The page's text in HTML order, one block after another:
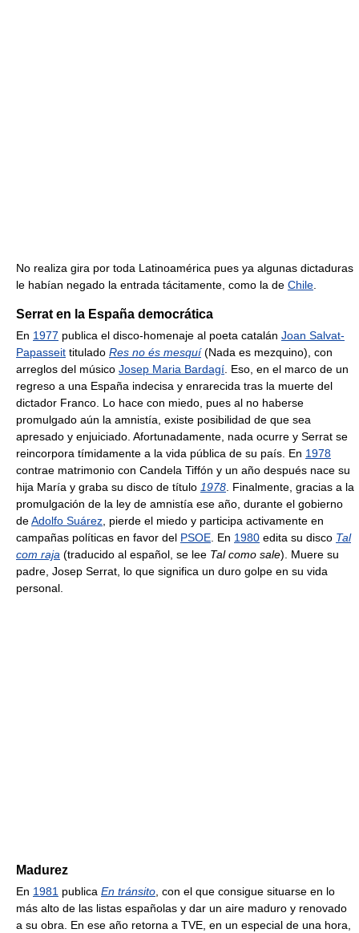
No realiza gira por toda Latinoamérica pues ya algunas dictaduras
le habían negado la entrada tácitamente, como la de Chile
Serrat en la España democrática
En 1977 publica el disco-homenaje al poeta catalán Joan Salvat-
Papasseit titulado Res no és mesquí(Nada es mezquino), con
arreglos del músico Josep Maria Bardagí . Eso, en el marco de un
regreso a una España indecisa y enrarecida tras la muerte del
dictador Franco. Lo hace con miedo, pues al no haberse
promulgado aún la amnistía, existe posibilidad de que sea
apresado y enjuiciado. Afortunadamente, nada ocurre y Serrat se
reincorpora tímidamente a la vida pública de su país. En 1978
contrae matrimonio con Candela Tiffón y un año después nace su
hija María y graba su disco de título 1978 . Finalmente, gracias a la
promulgación de la ley de amnistía ese año, durante el gobierno
deAdolfo Suárez , pierde el miedo y participa activamente en
campañas políticas en favor del PSOE . En 1980 edita su disco Tal
com raja (traducido al español, se lee Tal como sale). Muere su
padre, Josep Serrat, lo que significa un duro golpe en su vida
personal.
Madurez
En 1981 publica En tránsito , con el que consigue situarse en lo
más alto de las listas españolas y dar un aire maduro y renovado
a su obra. En ese año retorna a TVE, en un especial de una hora,